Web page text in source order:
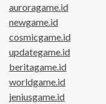
auroragame.id
newgame.id
cosmicgame.id
updategame.id
beritagame.id
worldgame.id
jeniusgame.id